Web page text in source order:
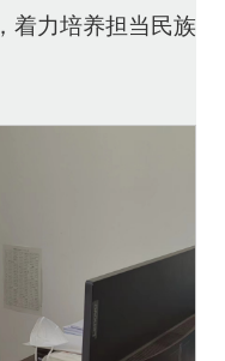
着力培养担当民族